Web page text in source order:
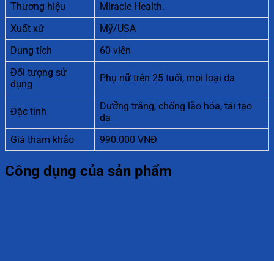
Thương hiệu
Miracle Health.
Xuất xứ
Mỹ/USA
Dung tích
60 viên
Đối tượng sử
dụng
Phụ nữ trên 25 tuổi, mọi loại da
Đặc tính
Dưỡng trắng, chống lão hóa, tái tạo
da
Giá tham khảo
990.000 VNĐ
Công dụng của sản phẩm